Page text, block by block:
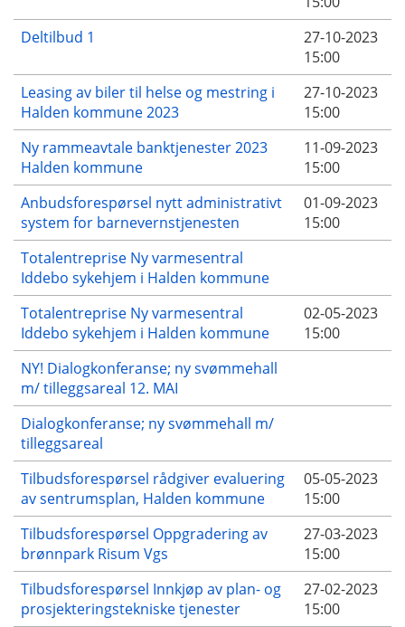
Deltilbud 1
27-10-2023
15:00
Leasing av biler til helse og mestring i
Halden kommune 2023
27-10-2023
15:00
Ny rammeavtale banktjenester 2023
Halden kommune
11-09-2023
15:00
Anbudsforespørsel nytt administrativt
system for barnevernstjenesten
01-09-2023
15:00
Totalentreprise Ny varmesentral
Iddebo sykehjem i Halden kommune
Totalentreprise Ny varmesentral
Iddebo sykehjem i Halden kommune
02-05-2023
15:00
NY! Dialogkonferanse; ny svømmehall
m/ tilleggsareal 12. MAI
Dialogkonferanse; ny svømmehall m/
tilleggsareal
Tilbudsforespørsel rådgiver evaluering
av sentrumsplan, Halden kommune
05-05-2023
15:00
Tilbudsforespørsel Oppgradering av
brønnpark Risum Vgs
27-03-2023
15:00
Tilbudsforespørsel Innkjøp av plan- og
prosjekteringstekniske tjenester
27-02-2023
15:00